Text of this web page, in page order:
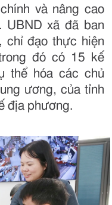
và nâng cao
UBND xã đã ban
chỉ đạo thực hiện
đó có 15 kế
thể hóa các chủ
ương, của tỉnh
địa phương.